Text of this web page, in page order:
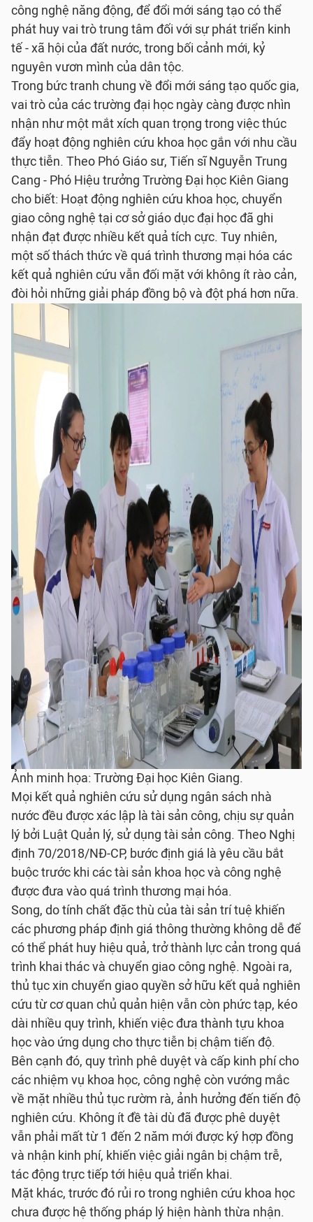
công nghệ năng động, để đổi mới sáng tạo có thể
phát huy vai trò trung tâm đối với sự phát triển kinh
tế - xã hội của đất nước, trong bối cảnh mới, kỷ
nguyên vươn mình của dân tộc.
Trong bức tranh chung về đổi mới sáng tạo quốc gia,
vai trò của các trường đại học ngày càng được nhìn
nhận như một mắt xích quan trọng trong việc thúc
đẩy hoạt động nghiên cứu khoa học gắn với nhu cầu
thực tiễn. Theo Phó Giáo sư, Tiến sĩ Nguyễn Trung
Cang - Phó Hiệu trưởng Trường Đại học Kiên Giang
cho biết: Hoạt động nghiên cứu khoa học, chuyển
giao công nghệ tại cơ sở giáo dục đại học đã ghi
nhận đạt được nhiều kết quả tích cực. Tuy nhiên,
một số thách thức về quá trình thương mại hóa các
kết quả nghiên cứu vẫn đối mặt với không ít rào cản,
đòi hỏi những giải pháp đồng bộ và đột phá hơn nữa.
Ảnh minh họa: Trường Đại học Kiên Giang.
Mọi kết quả nghiên cứu sử dụng ngân sách nhà
nước đều được xác lập là tài sản công, chịu sự quản
lý bởi Luật Quản lý, sử dụng tài sản công. Theo Nghị
định 70/2018/NĐ-CP, bước định giá là yêu cầu bắt
buộc trước khi các tài sản khoa học và công nghệ
được đưa vào quá trình thương mại hóa.
Song, do tính chất đặc thù của tài sản trí tuệ khiến
các phương pháp định giá thông thường không dễ để
có thể phát huy hiệu quả, trở thành lực cản trong quá
trình khai thác và chuyển giao công nghệ. Ngoài ra,
thủ tục xin chuyển giao quyền sở hữu kết quả nghiên
cứu từ cơ quan chủ quản hiện vẫn còn phức tạp, kéo
dài nhiều quy trình, khiến việc đưa thành tựu khoa
học vào ứng dụng cho thực tiễn bị chậm tiến độ.
Bên cạnh đó, quy trình phê duyệt và cấp kinh phí cho
các nhiệm vụ khoa học, công nghệ còn vướng mắc
về mặt nhiều thủ tục rườm rà, ảnh hưởng đến tiến độ
nghiên cứu. Không ít đề tài dù đã được phê duyệt
vẫn phải mất từ 1 đến 2 năm mới được ký hợp đồng
và nhận kinh phí, khiến việc giải ngân bị chậm trễ,
tác động trực tiếp tới hiệu quả triển khai.
Mặt khác, trước đó rủi ro trong nghiên cứu khoa học
chưa được hệ thống pháp lý hiện hành thừa nhận.